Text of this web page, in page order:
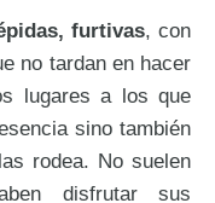
furtivas, con
no tardan en hacer
lugares a los que
sino también
rodea. No suelen
disfrutar sus